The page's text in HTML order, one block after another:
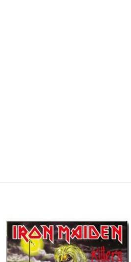
Adicionar
a lista de
desejos